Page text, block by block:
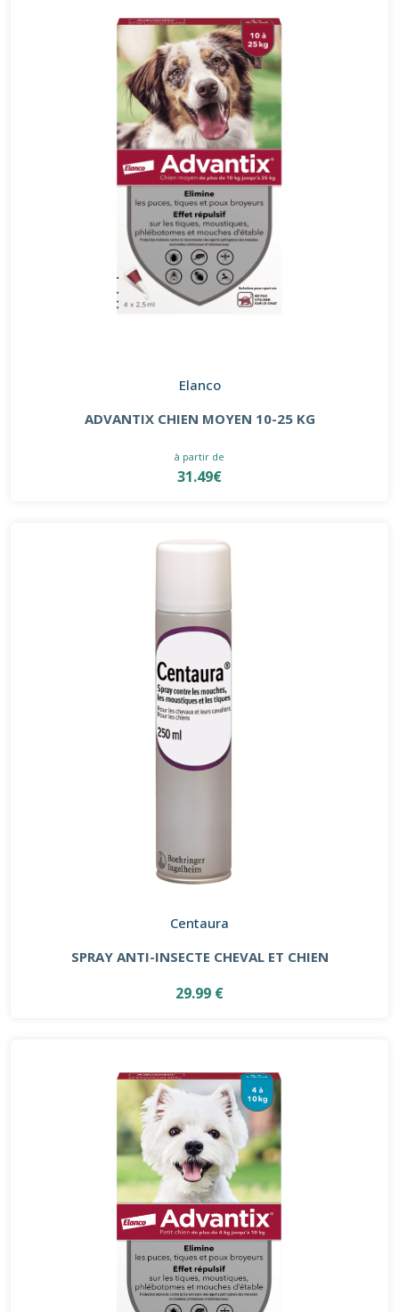
Elanco
ADVANTIX CHIEN MOYEN 10-25 KG
à partir de
31.49€
Centaura
SPRAY ANTI-INSECTE CHEVAL ET CHIEN
29.99 €